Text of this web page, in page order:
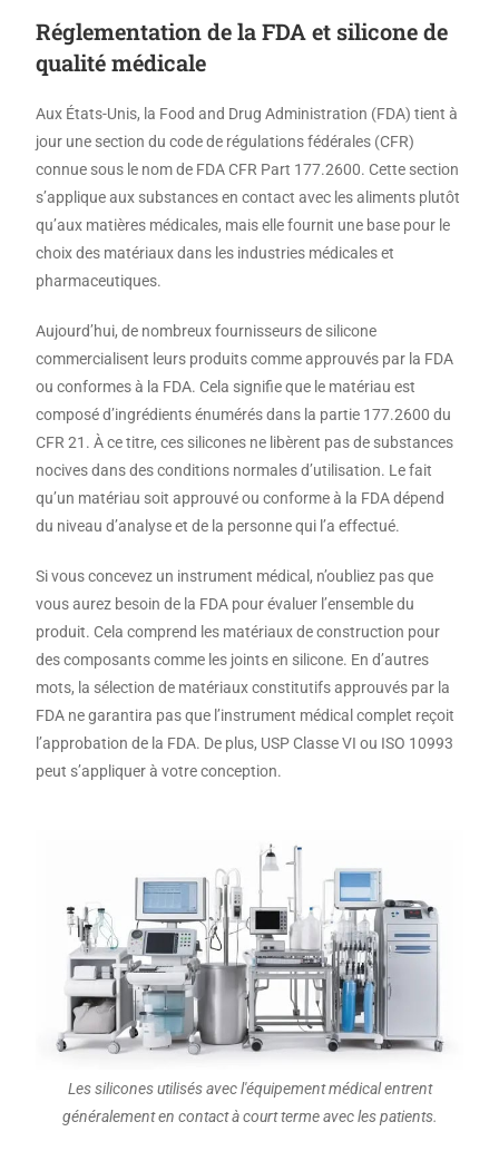
Réglementation de la FDA et silicone de
qualité médicale
Aux États-Unis, la Food and Drug Administration (FDA) tient à
jour une section du code de régulations fédérales (CFR)
connue sous le nom de FDA CFR Part 177.2600. Cette section
s’applique aux substances en contact avec les aliments plutôt
qu’aux matières médicales, mais elle fournit une base pour le
choix des matériaux dans les industries médicales et
pharmaceutiques.
Aujourd’hui, de nombreux fournisseurs de silicone
commercialisent leurs produits comme approuvés par la FDA
ou conformes à la FDA. Cela signifie que le matériau est
composé d’ingrédients énumérés dans la partie 177.2600 du
CFR 21. À ce titre, ces silicones ne libèrent pas de substances
nocives dans des conditions normales d’utilisation. Le fait
qu’un matériau soit approuvé ou conforme à la FDA dépend
du niveau d’analyse et de la personne qui l’a effectué.
Si vous concevez un instrument médical, n’oubliez pas que
vous aurez besoin de la FDA pour évaluer l’ensemble du
produit. Cela comprend les matériaux de construction pour
des composants comme les joints en silicone. En d’autres
mots, la sélection de matériaux constitutifs approuvés par la
FDA ne garantira pas que l’instrument médical complet reçoit
l’approbation de la FDA. De plus, USP Classe VI ou ISO 10993
peut s’appliquer à votre conception.
Les silicones utilisés avec l'équipement médical entrent
généralement en contact à court terme avec les patients.